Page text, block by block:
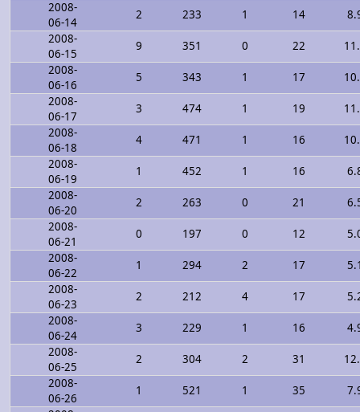
2008-
06-14
2 233 1 14
2008-
06-15
9 351 0 22
2008-
06-16
5 343 1 17
2008-
06-17
3 474 1 19
2008-
06-18
4 471 1 16
2008-
06-19
1 452 1 16
2008-
06-20
2 263 0 21
2008-
06-21
0 197 0 12
2008-
06-22
1 294 2 17
2008-
06-23
2 212 4 17
2008-
06-24
3 229 1 16
2008-
06-25
2 304 2 31
2008-
06-26
1 521 1 35